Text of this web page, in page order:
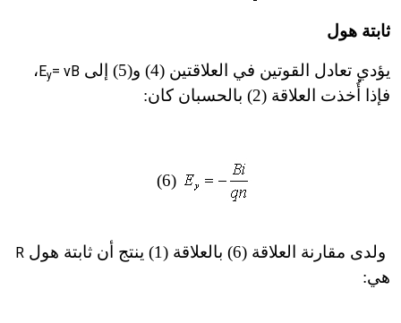
ثابتة هول
يؤدي تعادل القوتين في العلاقتين (4) و(5) إلى Ey= vB
،
فإذا أُخذت العلاقة (2) بالحسبان كان:
(6)
ولدى مقارنة العلاقة (6) بالعلاقة (1) ينتج أن ثابتة هول R
هي: